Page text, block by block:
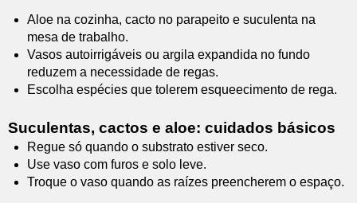
Aloe na cozinha, cacto no parapeito e suculenta na
mesa de trabalho.
Vasos autoirrigáveis ou argila expandida no fundo
reduzem a necessidade de regas.
Escolha espécies que tolerem esqueecimento de rega.
Suculentas, cactos e aloe: cuidados básicos
Regue só quando o substrato estiver seco.
Use vaso com furos e solo leve.
Troque o vaso quando as raízes preencherem o espaço.